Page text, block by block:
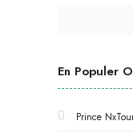
En Populer
Prince